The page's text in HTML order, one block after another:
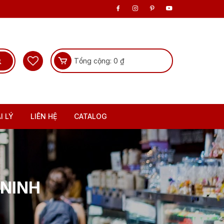
Tổng cộng: 0 ₫
LÝ LIÊN HỆ CATALOG